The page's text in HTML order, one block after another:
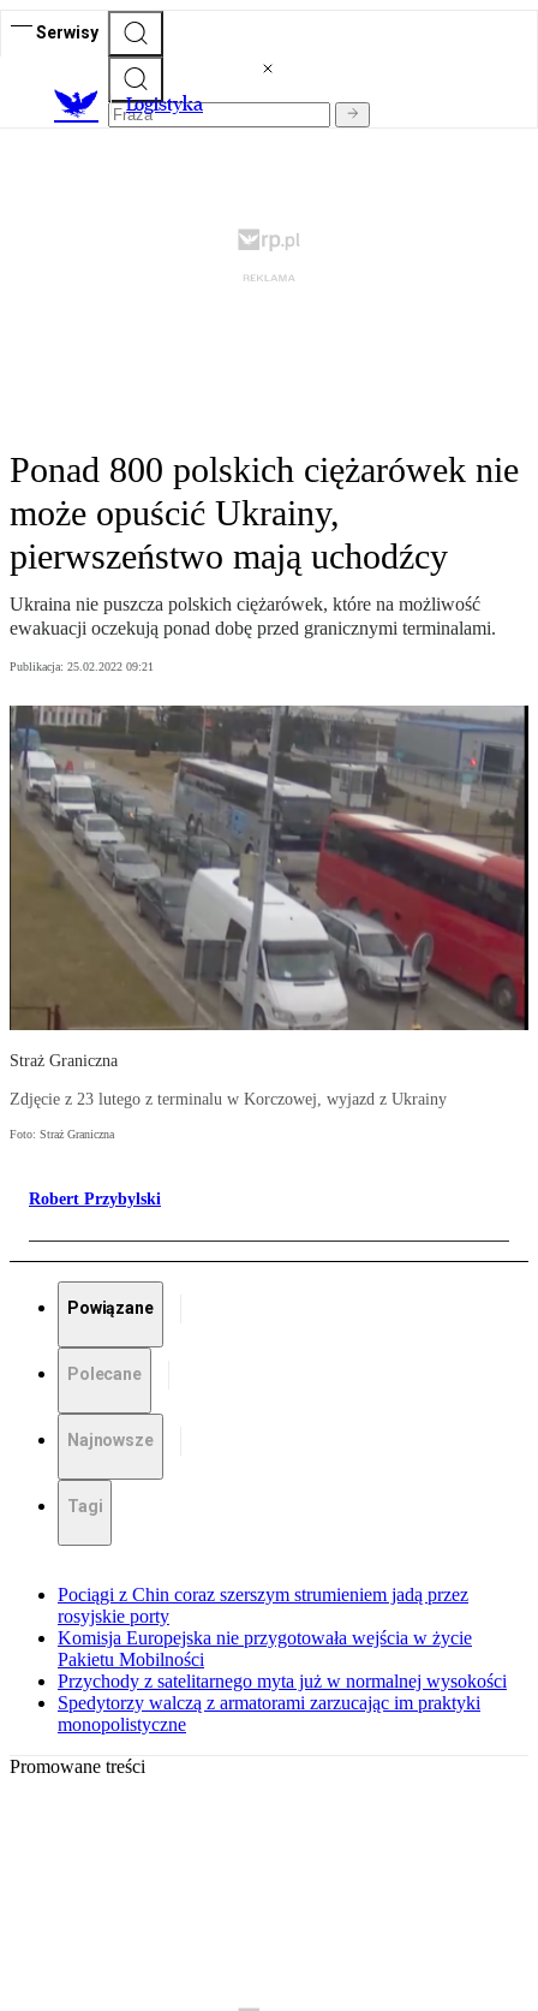
Serwisy
Logistyka
Ponad 800 polskich ciężarówek nie
może opuścić Ukrainy,
pierwszeństwo mają uchodźcy
Ukraina nie puszcza polskich ciężarówek, które na możliwość
ewakuacji oczekują ponad dobę przed granicznymi terminalami.
Publikacja: 25.02.2022 09:21
Straż Graniczna
Zdjęcie z 23 lutego z terminalu w Korczowej, wyjazd z Ukrainy
Foto: Straż Graniczna
Robert Przybylski
Powiązane
Polecane
Najnowsze
Tagi
Pociągi z Chin coraz szerszym strumieniem jadą przez
rosyjskie porty
Komisja Europejska nie przygotowała wejścia w życie
Pakietu Mobilności
Przychody z satelitarnego myta już w normalnej wysokości
Spedytorzy walczą z armatorami zarzucając im praktyki
monopolistyczne
Promowane treści